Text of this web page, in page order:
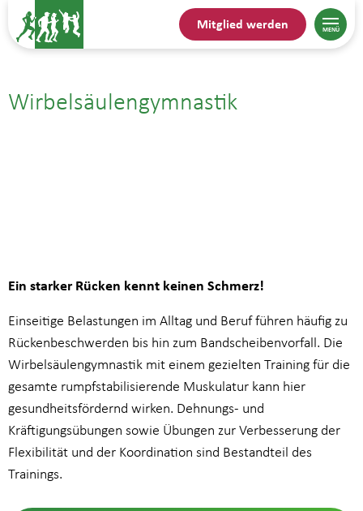
Mitglied werden
Wirbelsäulengymnastik
Ein starker Rücken kennt keinen Schmerz!
Einseitige Belastungen im Alltag und Beruf führen häufig zu
Rückenbeschwerden bis hin zum Bandscheibenvorfall. Die
Wirbelsäulengymnastik mit einem gezielten Training für die
gesamte rumpfstabilisierende Muskulatur kann hier
gesundheitsfördernd wirken. Dehnungs- und
Kräftigungsübungen sowie Übungen zur Verbesserung der
Flexibilität und der Koordination sind Bestandteil des
Trainings.